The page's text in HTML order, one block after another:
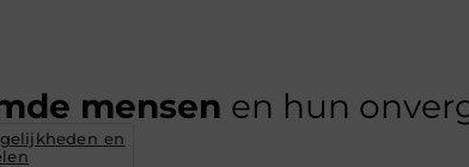
mensen en hun
en